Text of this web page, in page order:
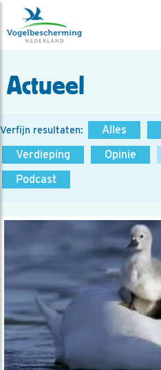
Actueel
Verfijn resultaten: Alles
Verdieping
Opinie
Podcast